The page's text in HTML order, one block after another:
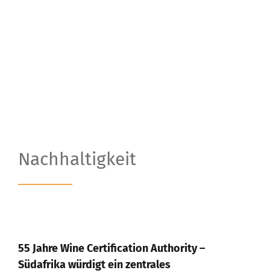
Nachhaltigkeit
55 Jahre Wine Certification Authority –
Südafrika würdigt ein zentrales